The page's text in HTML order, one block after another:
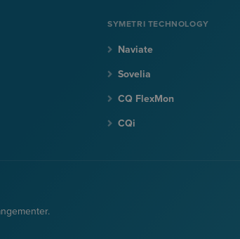
SYMETRI TECHNOLOGY
Naviate
Sovelia
CQ FlexMon
CQi